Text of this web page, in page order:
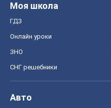
Моя школа
ГДЗ
Онлайн уроки
ЗНО
СНГ решебники
Авто